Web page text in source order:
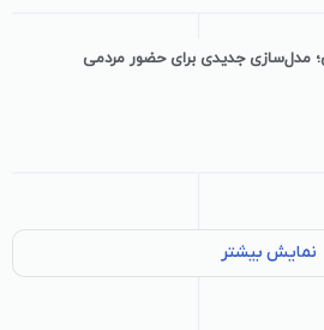
مدل‌سازی جدیدی برای حضور مردمی
نمایش بیشتر